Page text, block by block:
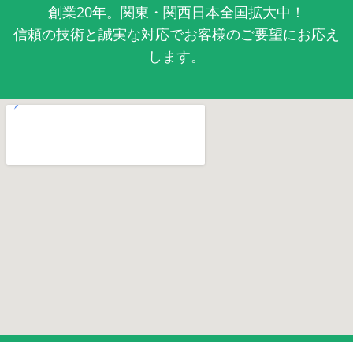
創業20年。関東・関西日本全国拡大中！
信頼の技術と誠実な対応でお客様のご要望にお応え
します。